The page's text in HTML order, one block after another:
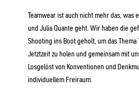
Teamwear ist auch nicht mehr das, was
und Julia Quante geht. Wir haben die
Shooting ins Boot geholt, um das
Jetztzeit zu holen und gemeinsam mit
Losgelöst von Konventionen und
individuellem Freiraum.